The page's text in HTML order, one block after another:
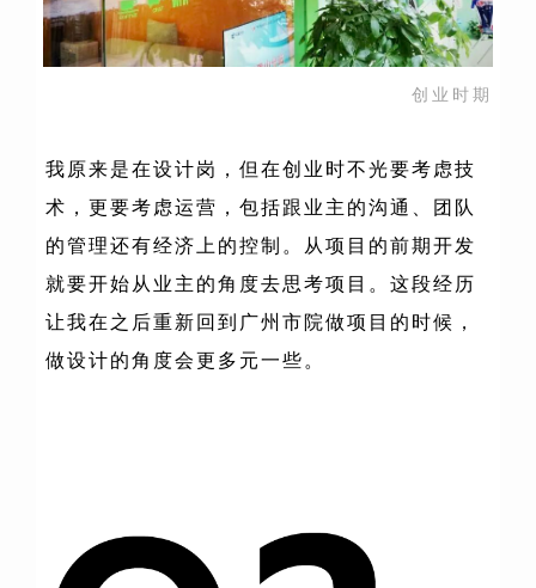
创业时期
我原来是在设计岗，但在创业时不光要考虑技
术，更要考虑运营，包括跟业主的沟通、团队
的管理还有经济上的控制。从项目的前期开发
就要开始从业主的角度去思考项目。这段经历
让我在之后重新回到广州市院做项目的时候，
做设计的角度会更多元一些。